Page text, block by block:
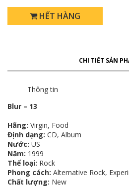
HẾT HÀNG
CHI TIẾT SẢN
Thông tin
Blur – 13
Hãng: Virgin, Food
Định dạng: CD, Album
Nước: US
Năm: 1999
Thể loại: Rock
Phong cách: Alternative Rock,
Chất lượng: New